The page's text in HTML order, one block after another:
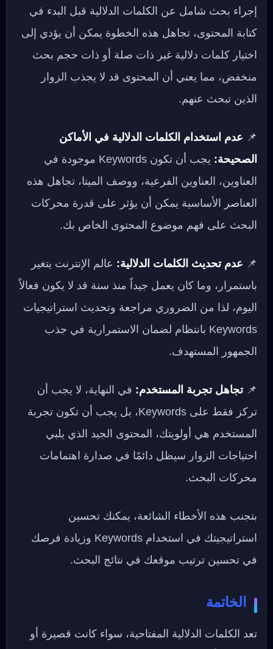
إجراء بحث شامل عن الكلمات الدلالية قبل البدء في
كتابة المحتوى، تجاهل هذه الخطوة يمكن أن يؤدي إلى
اختيار كلمات دلالية غير ذات صلة أو ذات حجم بحث
منخفض، مما يعني أن المحتوى قد لا يجذب الزوار
الذين تبحث عنهم.
📌 عدم استخدام الكلمات الدلالية في الأماكن
الصحيحة:
يجب أن تكون Keywords موجودة في
العناوين، العناوين الفرعية، ووصف الميتا، تجاهل هذه
العناصر الأساسية يمكن أن يؤثر على قدرة محركات
البحث على فهم موضوع المحتوى الخاص بك.
📌 عدم تحديث الكلمات الدلالية: عالم الإنترنت يتغير
باستمرار، وما كان يعمل جيداً منذ سنة قد لا يكون فعالاً
اليوم، لذا من الضروري مراجعة وتحديث استراتيجيات
Keywords بانتظام لضمان الاستمرارية في جذب
الجمهور المستهدف.
📌تجاهل تجربة المستخدم: في النهاية، لا يجب أن
تركز فقط على Keywords، بل يجب أن تكون تجربة
المستخدم هي أولويتك، المحتوى الجيد الذي يلبي
احتياجات الزوار سيظل دائمًا في صدارة اهتمامات
محركات البحث.
بتجنب هذه الأخطاء الشائعة، يمكنك تحسين
استراتيجيتك في استخدام Keywords وزيادة فرصك
في تحسين ترتيب موقعك في نتائج البحث.
الخاتمة
تعد الكلمات الدلالية المفتاحية، سواء كانت قصيرة أو